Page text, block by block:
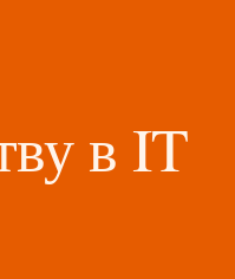
в IT